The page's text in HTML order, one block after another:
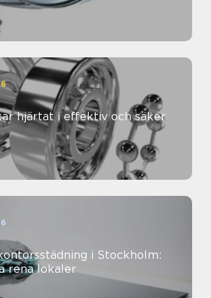
säker
i Stockholm:
rena lokaler